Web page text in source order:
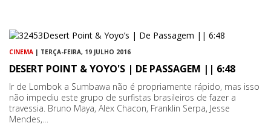
CINEMA | TERÇA-FEIRA, 19 JULHO 2016
DESERT POINT & YOYO'S | DE PASSAGEM || 6:48
Ir de Lombok a Sumbawa não é propriamente rápido, mas isso
não impediu este grupo de surfistas brasileiros de fazer a
travessia. Bruno Maya, Alex Chacon, Franklin Serpa, Jesse
Mendes,…